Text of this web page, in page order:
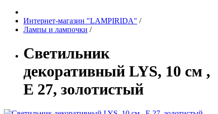
Интернет-магазин "LAMPIRIDA" /
Лампы и лампочки /
Светильник
декоративный LYS, 10 см ,
Е 27, золотистый